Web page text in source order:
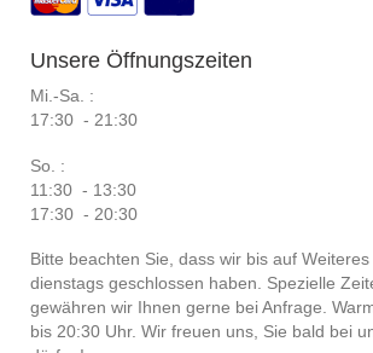
Unsere Öffnungszeiten
Mi.-Sa. :
17:30 - 21:30
So. :
11:30 - 13:30
17:30 - 20:30
Bitte beachten Sie, dass wir bis auf
dienstags geschlossen haben. Spezielle
gewähren wir Ihnen gerne bei Anfrage.
bis 20:30 Uhr. Wir freuen uns, Sie bald bei